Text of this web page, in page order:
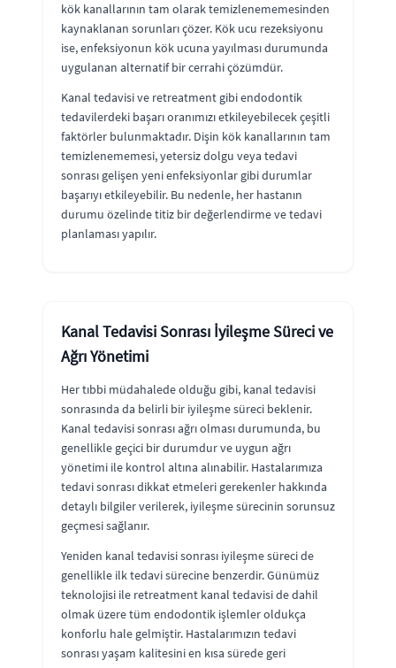
kök kanallarının tam olarak temizlenememesinden
kaynaklanan sorunları çözer. Kök ucu rezeksiyonu
ise, enfeksiyonun kök ucuna yayılması durumunda
uygulanan alternatif bir cerrahi çözümdür.
Kanal tedavisi ve retreatment gibi endodontik
tedavilerdeki başarı oranımızı etkileyebilecek çeşitli
faktörler bulunmaktadır. Dişin kök kanallarının tam
temizlenememesi, yetersiz dolgu veya tedavi
sonrası gelişen yeni enfeksiyonlar gibi durumlar
başarıyı etkileyebilir. Bu nedenle, her hastanın
durumu özelinde titiz bir değerlendirme ve tedavi
planlaması yapılır.
Kanal Tedavisi Sonrası İyileşme Süreci ve
Ağrı Yönetimi
Her tıbbi müdahalede olduğu gibi, kanal tedavisi
sonrasında da belirli bir iyileşme süreci beklenir.
Kanal tedavisi sonrası ağrı olması durumunda, bu
genellikle geçici bir durumdur ve uygun ağrı
yönetimi ile kontrol altına alınabilir. Hastalarımıza
tedavi sonrası dikkat etmeleri gerekenler hakkında
detaylı bilgiler verilerek, iyileşme sürecinin sorunsuz
geçmesi sağlanır.
Yeniden kanal tedavisi sonrası iyileşme süreci de
genellikle ilk tedavi sürecine benzerdir. Günümüz
teknolojisi ile retreatment kanal tedavisi de dahil
olmak üzere tüm endodontik işlemler oldukça
konforlu hale gelmiştir. Hastalarımızın tedavi
sonrası yaşam kalitesini en kısa sürede geri